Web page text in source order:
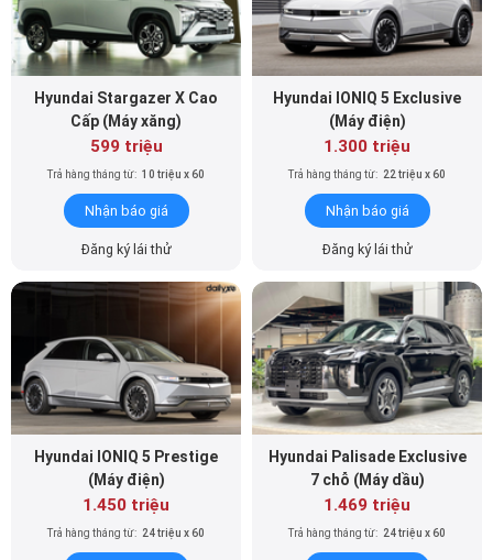
Hyundai Stargazer X Cao
Cấp (Máy xăng)
599 triệu
Trả hàng tháng từ: 10 triệu x 60
Nhận báo giá
Đăng ký lái thử
Hyundai IONIQ 5 Exclusive
(Máy điện)
1.300 triệu
Trả hàng tháng từ: 22 triệu x 60
Nhận báo giá
Đăng ký lái thử
Hyundai IONIQ 5 Prestige
(Máy điện)
1.450 triệu
Trả hàng tháng từ: 24 triệu x 60
Hyundai Palisade Exclusive
7 chỗ (Máy dầu)
1.469 triệu
Trả hàng tháng từ: 24 triệu x 60